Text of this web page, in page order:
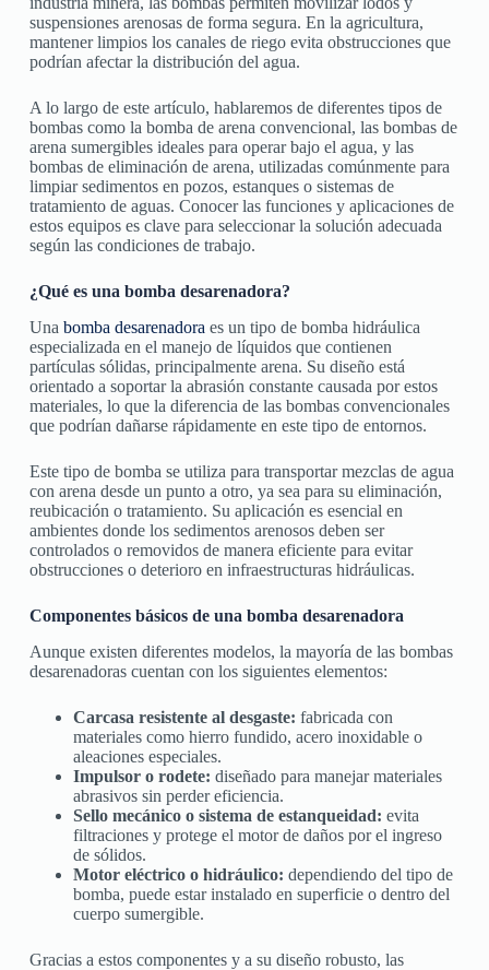
suspensiones arenosas de forma segura. En la agricultura,
mantener limpios los canales de riego evita obstrucciones que
podrían afectar la distribución del agua.
A lo largo de este artículo, hablaremos de diferentes tipos de
bombas como la bomba de arena convencional, las bombas de
arena sumergibles ideales para operar bajo el agua, y las
bombas de eliminación de arena, utilizadas comúnmente para
limpiar sedimentos en pozos, estanques o sistemas de
tratamiento de aguas. Conocer las funciones y aplicaciones de
estos equipos es clave para seleccionar la solución adecuada
según las condiciones de trabajo.
¿Qué es una bomba desarenadora?
Una bomba desarenadora es un tipo de bomba hidráulica
especializada en el manejo de líquidos que contienen
partículas sólidas, principalmente arena. Su diseño está
orientado a soportar la abrasión constante causada por estos
materiales, lo que la diferencia de las bombas convencionales
que podrían dañarse rápidamente en este tipo de entornos.
Este tipo de bomba se utiliza para transportar mezclas de agua
con arena desde un punto a otro, ya sea para su eliminación,
reubicación o tratamiento. Su aplicación es esencial en
ambientes donde los sedimentos arenosos deben ser
controlados o removidos de manera eficiente para evitar
obstrucciones o deterioro en infraestructuras hidráulicas.
Componentes básicos de una bomba desarenadora
Aunque existen diferentes modelos, la mayoría de las bombas
desarenadoras cuentan con los siguientes elementos:
Carcasa resistente al desgaste: fabricada con
materiales como hierro fundido, acero inoxidable o
aleaciones especiales.
Impulsor o rodete: diseñado para manejar materiales
abrasivos sin perder eficiencia.
Sello mecánico o sistema de estanqueidad: evita
filtraciones y protege el motor de daños por el ingreso
de sólidos.
Motor eléctrico o hidráulico: dependiendo del tipo de
bomba, puede estar instalado en superficie o dentro del
cuerpo sumergible.
Gracias a estos componentes y a su diseño robusto, las